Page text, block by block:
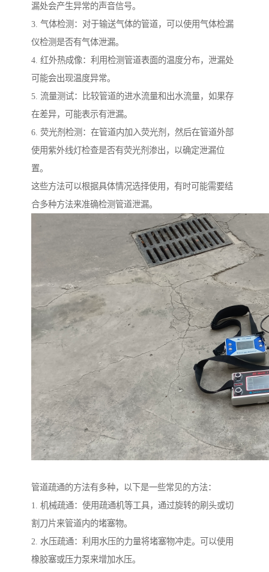
漏处会产生异常的声音信号。
3. 气体检测：对于输送气体的管道，可以使用气体检漏
仪检测是否有气体泄漏。
4. 红外热成像：利用检测管道表面的温度分布，泄漏处
可能会出现温度异常。
5. 流量测试：比较管道的进水流量和出水流量，如果存
在差异，可能表示有泄漏。
6. 荧光剂检测：在管道内加入荧光剂，然后在管道外部
使用紫外线灯检查是否有荧光剂渗出，以确定泄漏位
置。
这些方法可以根据具体情况选择使用，有时可能需要结
合多种方法来准确检测管道泄漏。
管道疏通的方法有多种，以下是一些常见的方法：
1. 机械疏通：使用疏通机等工具，通过旋转的刷头或切
割刀片来管道内的堵塞物。
2. 水压疏通：利用水压的力量将堵塞物冲走。可以使用
橡胶塞或压力泵来增加水压。